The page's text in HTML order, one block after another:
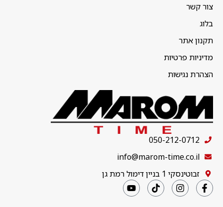
צור קשר
בלוג
תקנון אתר
מדיניות פרטיות
הצהרת נגישות
050-212-0712
info@marom-time.co.il
זבוטינסקי 1 בניין דימול רמת גן